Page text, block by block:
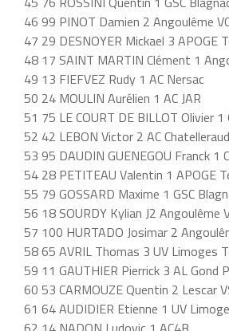
46 99 PINOT Damien 2 Angoulême
47 29 DESNOYER Mickael 3 APOGE
48 17 SAINT MARTIN Clément 1
49 13 FIEFVEZ Rudy 1 AC Nersac
50 24 MOULIN Aurélien 1 AC JAR
51 75 LE COURT DE BILLOT Olivier 1
52 42 LEBON Victor 2 AC Chatelleraud
53 95 DAUDIN GUENEGOU Franck 1
54 28 PETITEAU Valentin 1 APOGE
55 79 GOSSARD Maxime 1 GSC
56 18 SOURDY Kylian J2 Angoulême
57 100 HURTADO Josimar 2
58 65 AVRIL Thomas 3 UV Limoges
59 11 GAUTHIER Pierrick 3 AL Gond
60 53 CARMOUZE Quentin 2 Lescar
61 64 AUDIDIER Etienne 1 UV